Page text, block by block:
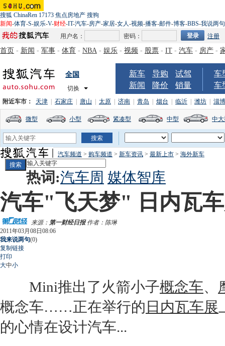
搜狐 ChinaRen 17173 焦点房地产 搜狗
新闻-体育-S-娱乐-V-财经-IT-汽车-房产-家居-女人-视频-播客-邮件-博客-BBS-我说两句
用户名：
密码： 注册
首页 - 新闻 - 军事 - 体育 - NBA - 娱乐 - 视频 - 股票 - IT - 汽车 - 房产 -
全国
切换
新车 导购
试驾
新闻
降价 销量
车
车
附近车市： 天津 石家庄 唐山 太原 济南 青岛 烟台 临沂 潍坊 淄博
微型 小型 紧凑型 中型 中
汽车频道 > 购车频道 > 新车资讯 > 最新上市 > 海外新车
热词:汽车周 媒体智库
汽车"飞天梦" 日内瓦
来源： 第一财经日报作者：陈琳
2011年03月08日08:06
我来说两句(0)
复制链接
打印
大中小
Mini推出了火箭小子概念车、
概念车……正在举行的 日内瓦车展
的心情在设计汽车...